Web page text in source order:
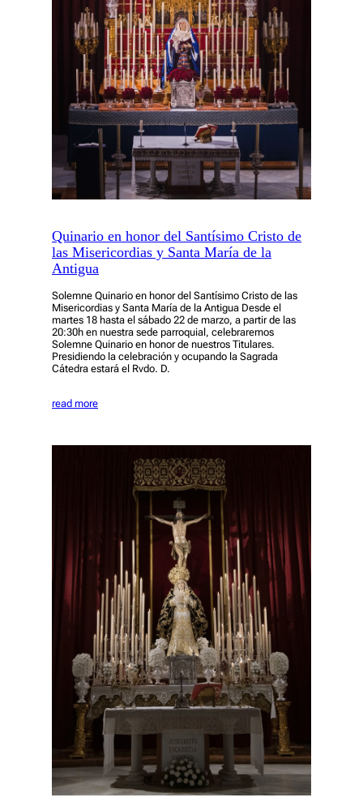
Quinario en honor del Santísimo Cristo de
las Misericordias y Santa María de la
Antigua
Solemne Quinario en honor del Santísimo Cristo de las
Misericordias y Santa María de la Antigua Desde el
martes 18 hasta el sábado 22 de marzo, a partir de las
20:30h en nuestra sede parroquial, celebraremos
Solemne Quinario en honor de nuestros Titulares.
Presidiendo la celebración y ocupando la Sagrada
Cátedra estará el Rvdo. D.
read more